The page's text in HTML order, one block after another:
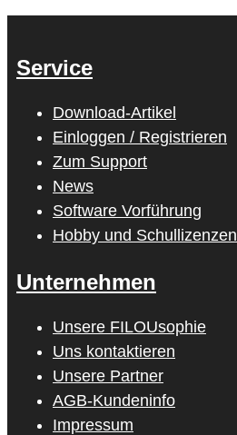
Service
Download-Artikel
Einloggen / Registrieren
Zum Support
News
Software Vorführung
Hobby und Schullizenzen
Unternehmen
Unsere FILOUsophie
Uns kontaktieren
Unsere Partner
AGB-Kundeninfo
Impressum